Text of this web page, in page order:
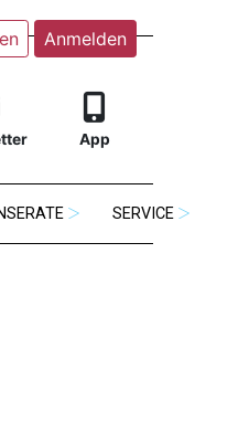
Anmelden
App
SERVICE